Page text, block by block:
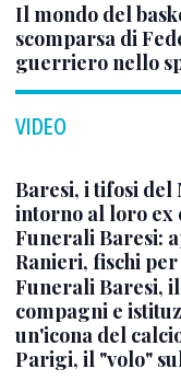
Il mondo del
scomparsa di
guerriero nello
VIDEO
Baresi, i tifosi
intorno al loro ex
Funerali Baresi:
Ranieri, fischi
Funerali Baresi,
compagni e
un'icona del
Parigi, il "volo"